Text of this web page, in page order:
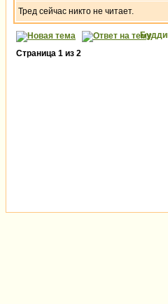
Тред сейчас никто не читает.
Страница 1 из 2